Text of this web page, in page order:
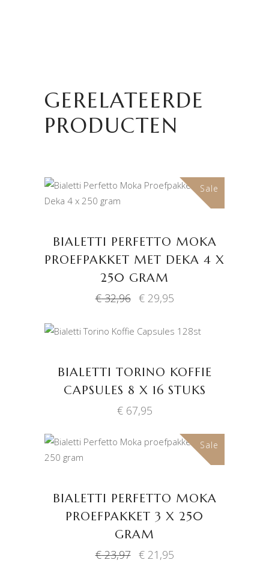
GERELATEERDE
PRODUCTEN
Sale
WINKELWAGEN
BIALETTI PERFETTO MOKA
PROEFPAKKET MET DEKA 4 X
250 GRAM
€32,96 Oorspronkelijke
€ 32,96.
€29,95Huidige
€ 29,95.
BIALETTI TORINO KOFFIE
CAPSULES 8 X 16 STUKS
€67,95
Sale
BIALETTI PERFETTO MOKA
PROEFPAKKET 3 X 250
GRAM
€23,97 Oorspronkelijke
€21,95Huidige